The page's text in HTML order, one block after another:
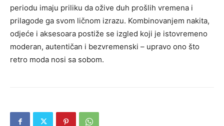
periodu imaju priliku da ožive duh prošlih vremena i
prilagode ga svom ličnom izrazu. Kombinovanjem nakita,
odjeće i aksesoara postiže se izgled koji je istovremeno
moderan, autentičan i bezvremenski – upravo ono što
retro moda nosi sa sobom.